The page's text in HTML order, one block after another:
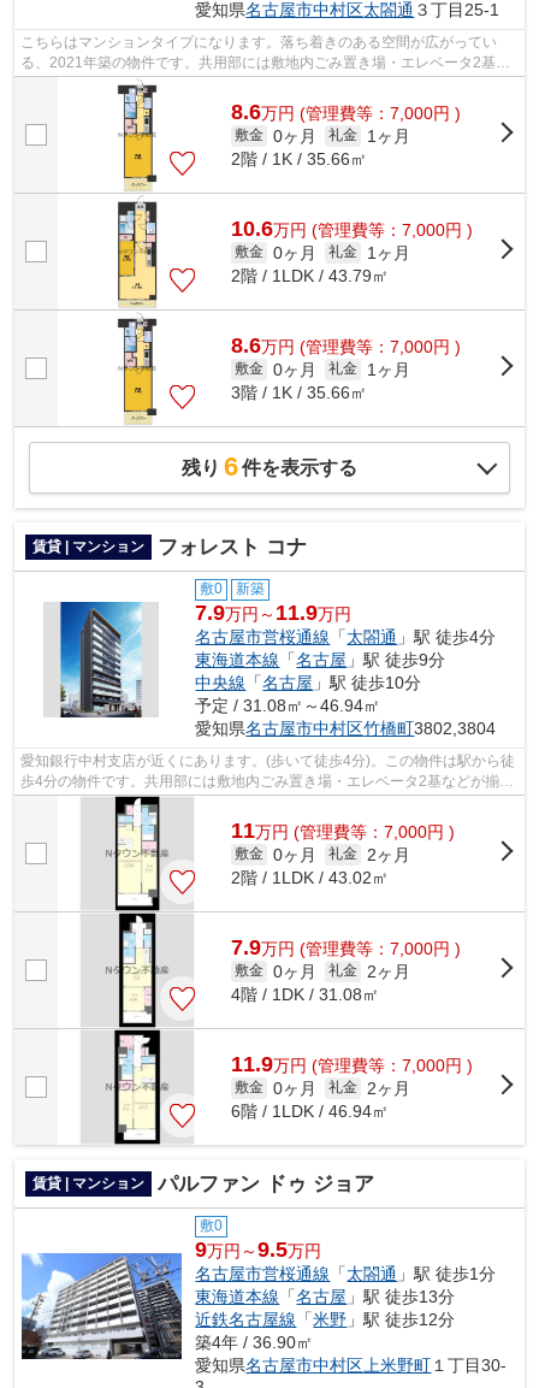
愛知県名古屋市中村区太閤通 ３丁目25-1
こちらはマンションタイプになります。落ち着きのある空間が広がってい
る、2021年築の物件です。共用部には敷地内ごみ置き場・エレベータ2基な
どが備わっておりとても充実しています。...
8.6万円 (管理費等：7,000円 )
敷金 0ヶ月 礼金
1ヶ月
2階 / 1K / 35.66㎡
10.6万円 (管理費等：7,000円 )
敷金 0ヶ月 礼金
1ヶ月
2階 / 1LDK / 43.79㎡
8.6万円 (管理費等：7,000円 )
敷金 0ヶ月 礼金
1ヶ月
3階 / 1K / 35.66㎡
残り 6件を表示する
賃貸 | マンション フォレスト コナ
敷0 新築
7.9万円～ 11.9万円
名古屋市営桜通線 「太閤通 」駅 徒歩4分
東海道本線 「名古屋 」駅 徒歩9分
中央線 「名古屋 」駅 徒歩10分
予定 / 31.08㎡～46.94㎡
愛知県名古屋市中村区竹橋町3802,3804
愛知銀行中村支店が近くにあります。(歩いて徒歩4分)。この物件は駅から徒
歩4分の物件です。共用部には敷地内ごみ置き場・エレベータ2基などが揃っ
ております。完成が楽しみな、現在ま...
11万円 (管理費等：7,000円 )
敷金 0ヶ月 礼金
2ヶ月
2階 / 1LDK / 43.02㎡
7.9万円 (管理費等：7,000円 )
敷金 0ヶ月 礼金
2ヶ月
4階 / 1DK / 31.08㎡
11.9万円 (管理費等：7,000円 )
敷金 0ヶ月 礼金
2ヶ月
6階 / 1LDK / 46.94㎡
賃貸 | マンション パルファン ドゥ ジョア
敷0
9万円～9.5万円
名古屋市営桜通線 「太閤通 」駅 徒歩1分
東海道本線 「名古屋 」駅 徒歩13分
近鉄名古屋線 「米野 」駅 徒歩12分
築4年 / 36.90㎡
愛知県名古屋市中村区 上米野町 １丁目30-